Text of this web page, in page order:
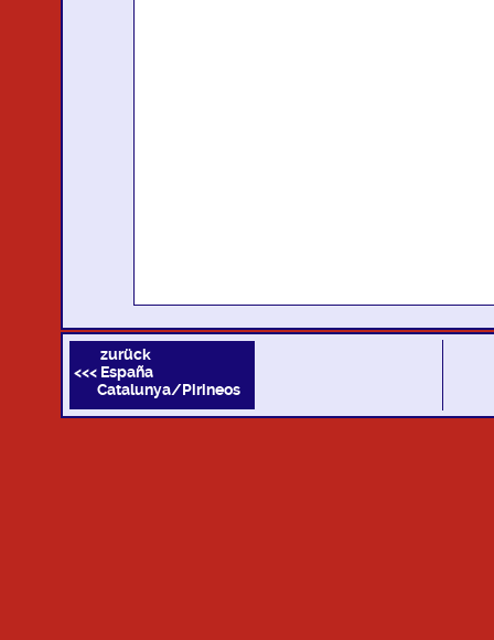
zurück
<<< España
Catalunya/Pirineos